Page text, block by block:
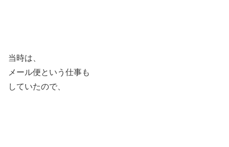
当時は、
メール便という仕事も
していたので、